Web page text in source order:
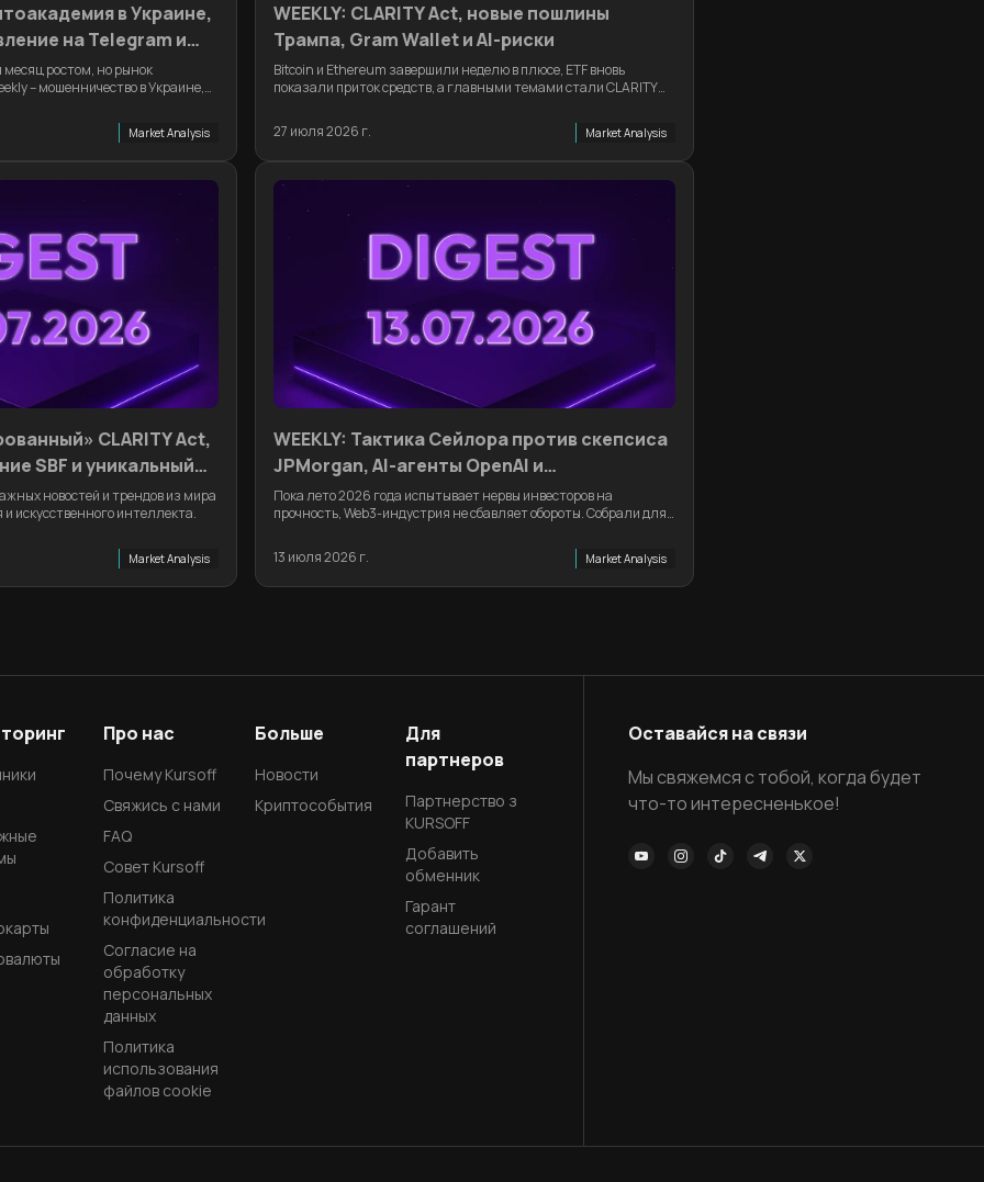
в Украине,
на Telegram и
ростом, но рынок
– мошенничество в Украине,
Market Analysis
WEEKLY: CLARITY Act, новые пошлины
Трампа, Gram Wallet и AI-риски
Bitcoin и Ethereum завершили неделю в плюсе, ETF вновь
показали приток средств, а главными темами стали CLARITY
новые AI-риски
27 июля 2026 г. Market Analysis
CLARITY Act,
SBF и уникальный
новостей и трендов из мира
искусственного интеллекта.
Market Analysis
WEEKLY: Тактика Сейлора против скепсиса
JPMorgan, AI-агенты OpenAI и
криптозачистка Интерпола
Пока лето 2026 года испытывает нервы инвесторов на
прочность, Web3-индустрия не сбавляет обороты. Собрали для
13 июля 2026 г.
Market Analysis
Про нас
Почему Kursoff
Свяжись с нами
FAQ
Совет Kursoff
Политика
конфиденциальности
Согласие на
обработку
персональных
данных
Политика
использования
файлов cookie
Больше
Новости
Криптособытия
Для
партнеров
Партнерство з
KURSOFF
Добавить
обменник
Гарант
соглашений
Оставайся на связи
Мы свяжемся с тобой, когда будет
что-то интересненькое!